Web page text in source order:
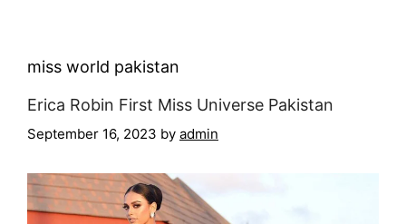
miss world pakistan
Erica Robin First Miss Universe Pakistan
September 16, 2023 by admin